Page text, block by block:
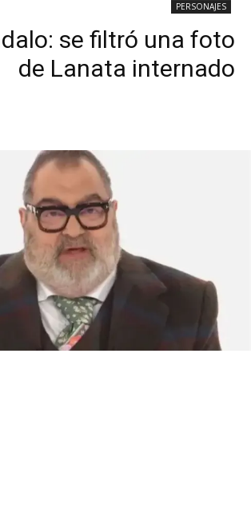
PERSONAJES
se filtró una foto
de Lanata internado